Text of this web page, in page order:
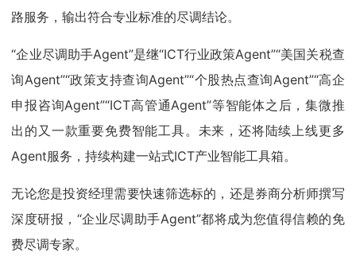
路服务，输出符合专业标准的尽调结论。
“企业尽调助手Agent”是继“ICT行业政策Agent”“美国关税查
询Agent”“政策支持查询Agent”“个股热点查询Agent”“高企
申报咨询Agent”“ICT高管通Agent”等智能体之后，集微推
出的又一款重要免费智能工具。未来，还将陆续上线更多
Agent服务，持续构建一站式ICT产业智能工具箱。
无论您是投资经理需要快速筛选标的，还是券商分析师撰写
深度研报，“企业尽调助手Agent”都将成为您值得信赖的免
费尽调专家。